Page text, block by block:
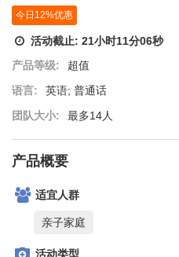
今日12%优惠
活动截止: 21小时11分06秒
产品等级:
超值
语言:
英语; 普通话
团队大小:
最多14人
产品概要
适宜人群
亲子家庭
活动类型